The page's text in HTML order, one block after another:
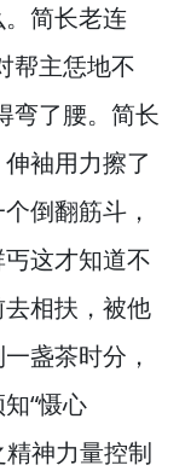
简长老连
帮主恁地不
弯了腰。 简长
伸袖用力擦了
倒翻筋斗，
丐这才知道不
相扶， 被他
盏茶时分，
“慑心
精神力量控制